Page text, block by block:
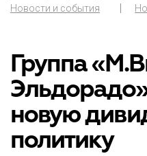
Новости и события
Группа
новую
политику